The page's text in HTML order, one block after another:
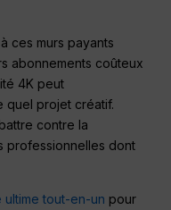
ces murs payants
abonnements coûteux
4K peut
quel projet créatif.
contre la
professionnelles dont
ultime tout-en-un pour